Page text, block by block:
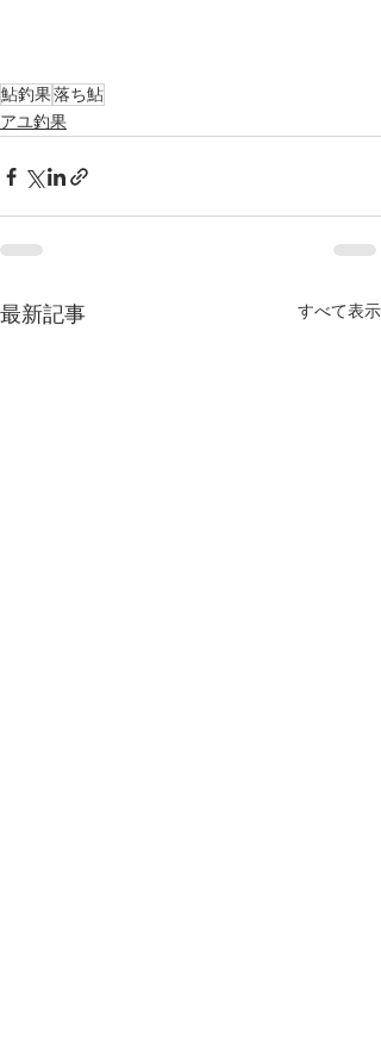
鮎釣果落ち鮎
アユ釣果
最新記事 すべて表示